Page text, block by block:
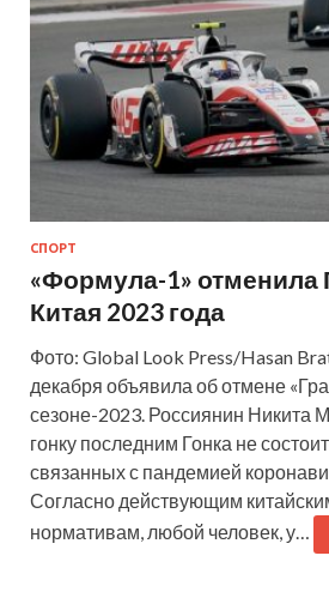
СПОРТ
«Формула-1» отменила
Китая 2023 года
Фото: Global Look Press/Hasan
декабря объявила об отмене
сезоне-2023. Россиянин Никита
гонку последним Гонка не
связанных с пандемией
Согласно действующим
нормативам, любой человек, у…